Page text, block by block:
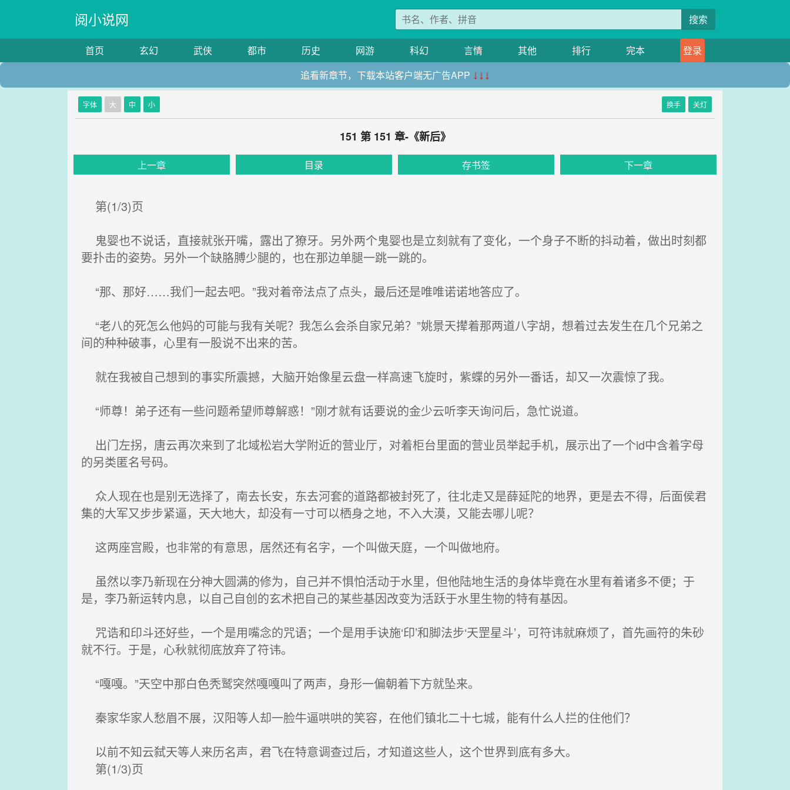
阅小说网 搜索
首页 玄幻 武侠 都市 历史 网游 科幻 言情 其他 排行 完本
登录
追看新章节，下载本站客户端无广告APP ↓↓↓
字体 大 中 小 换手 关灯
151 第 151 章-《新后》
上一章 目录 存书签 下一章
第(1/3)页
鬼婴也不说话，直接就张开嘴，露出了獠牙。另外两个鬼婴也是立刻就有了变化，一个身子不断的抖动着，做出时刻都
要扑击的姿势。另外一个缺胳膊少腿的，也在那边单腿一跳一跳的。
“那、那好……我们一起去吧。”我对着帝法点了点头，最后还是唯唯诺诺地答应了。
“老八的死怎么他妈的可能与我有关呢？我怎么会杀自家兄弟？”姚景天撵着那两道八字胡，想着过去发生在几个兄弟之
间的种种破事，心里有一股说不出来的苦。
就在我被自己想到的事实所震撼，大脑开始像星云盘一样高速飞旋时，紫蝶的另外一番话，却又一次震惊了我。
“师尊！弟子还有一些问题希望师尊解惑！”刚才就有话要说的金少云听李天询问后，急忙说道。
出门左拐，唐云再次来到了北域松岩大学附近的营业厅，对着柜台里面的营业员举起手机，展示出了一个id中含着字母
的另类匿名号码。
众人现在也是别无选择了，南去长安，东去河套的道路都被封死了，往北走又是薛延陀的地界，更是去不得，后面侯君
集的大军又步步紧逼，天大地大，却没有一寸可以栖身之地，不入大漠，又能去哪儿呢？
这两座宫殿，也非常的有意思，居然还有名字，一个叫做天庭，一个叫做地府。
虽然以李乃新现在分神大圆满的修为，自己并不惧怕活动于水里，但他陆地生活的身体毕竟在水里有着诸多不便；于
是，李乃新运转内息，以自己自创的玄术把自己的某些基因改变为活跃于水里生物的特有基因。
咒诰和印斗还好些，一个是用嘴念的咒语；一个是用手诀施‘印’和脚法步‘天罡星斗’，可符讳就麻烦了，首先画符的朱砂
就不行。于是，心秋就彻底放弃了符讳。
“嘎嘎。”天空中那白色秃鹫突然嘎嘎叫了两声，身形一偏朝着下方就坠来。
秦家华家人愁眉不展，汉阳等人却一脸牛逼哄哄的笑容，在他们镇北二十七城，能有什么人拦的住他们？
以前不知云弑天等人来历名声，君飞在特意调查过后，才知道这些人，这个世界到底有多大。
第(1/3)页